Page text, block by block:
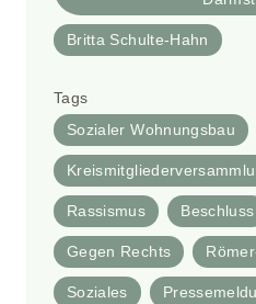
Britta Schulte-Hahn
Tags
Sozialer Wohnungsbau
Rassismus Beschluss
Gegen Rechts
Soziales